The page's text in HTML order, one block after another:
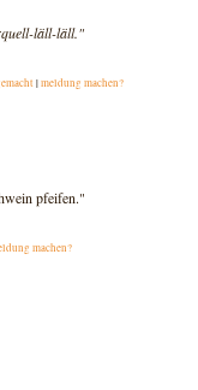
läll-läll."
|meldung machen?
pfeifen."
machen?